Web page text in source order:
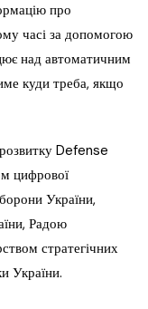
про
часі за допомогою
над автоматичним
куди треба, якщо
Defense
цифрової
України,
Радою
стратегічних
України.